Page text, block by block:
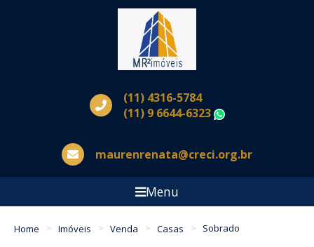
(11) 4316-5784
(11) 9 6644-6323
maurenrenata@creci.org.br
Menu
Home Imóveis Venda Casas Sobrado